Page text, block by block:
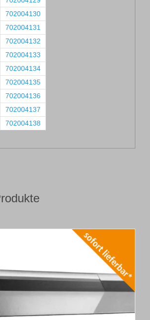
702004130
702004131
702004132
702004133
702004134
702004135
702004136
702004137
702004138